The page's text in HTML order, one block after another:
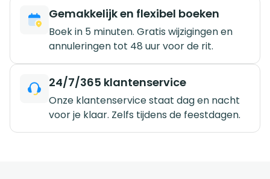
Gemakkelijk en flexibel boeken
Boek in 5 minuten. Gratis wijzigingen en
annuleringen tot 48 uur voor de rit.
24/7/365 klantenservice
Onze klantenservice staat dag en nacht
voor je klaar. Zelfs tijdens de feestdagen.